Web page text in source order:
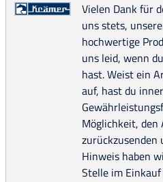
Vielen Dank für
uns stets,
hochwertige
uns leid, wenn
hast. Weist ein
auf, hast du
Möglichkeit,
zurückzusenden
Hinweis haben
Stelle im